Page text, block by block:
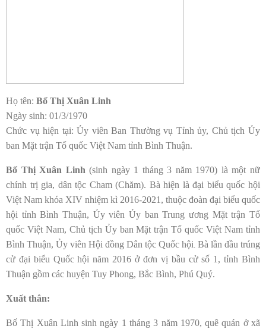
Họ tên: Bố Thị Xuân Linh
Ngày sinh: 01/3/1970
Chức vụ hiện tại: Ủy viên Ban Thường vụ Tỉnh ủy, Chủ tịch Ủy
ban Mặt trận Tổ quốc Việt Nam tỉnh Bình Thuận.
Bố Thị Xuân Linh (sinh ngày 1 tháng 3 năm 1970) là một nữ
chính trị gia, dân tộc Cham (Chăm). Bà hiện là đại biểu quốc hội
Việt Nam khóa XIV nhiệm kì 2016-2021, thuộc đoàn đại biểu quốc
hội tỉnh Bình Thuận, Ủy viên Ủy ban Trung ương Mặt trận Tổ
quốc Việt Nam, Chủ tịch Ủy ban Mặt trận Tổ quốc Việt Nam tỉnh
Bình Thuận, Ủy viên Hội đồng Dân tộc Quốc hội. Bà lần đầu trúng
cử đại biểu Quốc hội năm 2016 ở đơn vị bầu cử số 1, tỉnh Bình
Thuận gồm các huyện Tuy Phong, Bắc Bình, Phú Quý.
Xuất thân:
Bố Thị Xuân Linh sinh ngày 1 tháng 3 năm 1970, quê quán ở xã